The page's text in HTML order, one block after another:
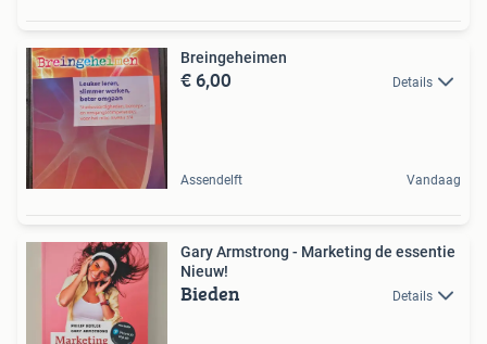
Breingeheimen
€ 6,00 Details
Assendelft Vandaag
Gary Armstrong - Marketing de essentie
Nieuw!
Bieden Details